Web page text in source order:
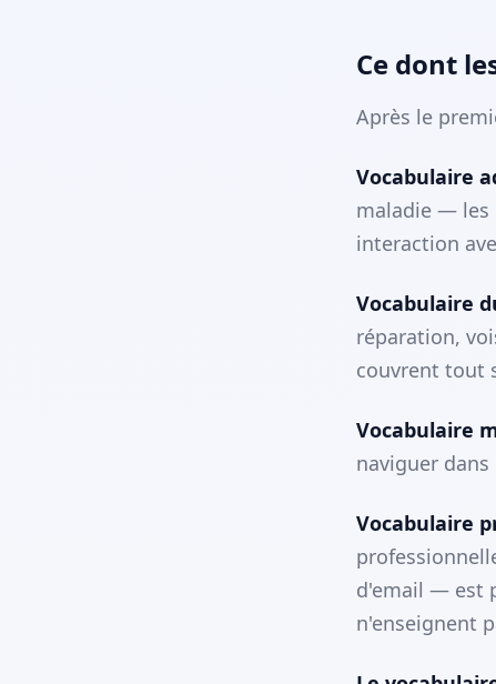
Ce dont
Après le
Vocabulaire
maladie — les
interaction
Vocabulaire
réparation,
couvrent tout
Vocabulaire
naviguer
Vocabulaire
d'email — est
n'enseignent